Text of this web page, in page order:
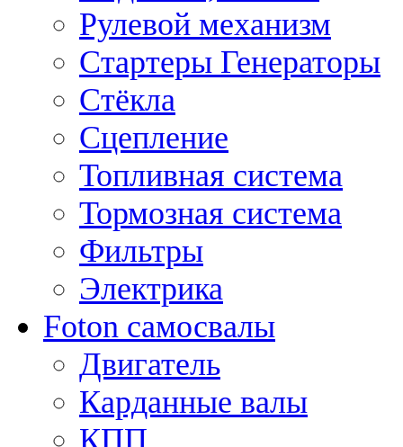
Рулевой механизм
Стартеры Генераторы
Стёкла
Сцепление
Топливная система
Тормозная система
Фильтры
Электрика
Foton самосвалы
Двигатель
Карданные валы
КПП